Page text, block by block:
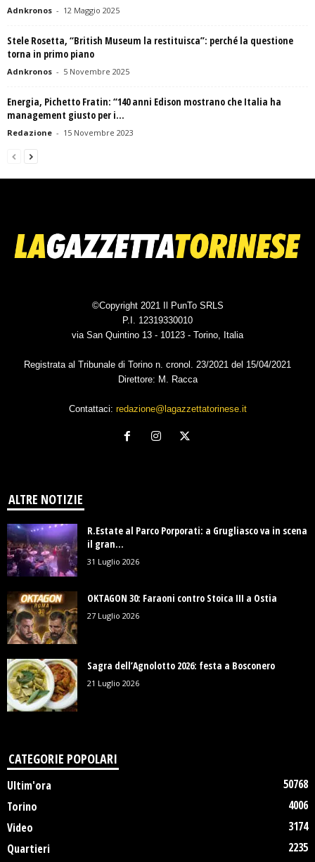
Adnkronos - 12 Maggio 2025
Stele Rosetta, “British Museum la restituisca”: perché la questione
torna in primo piano
Adnkronos - 5 Novembre 2025
Energia, Pichetto Fratin: “140 anni Edison mostrano che Italia ha
management giusto per i...
Redazione - 15 Novembre 2023
©Copyright 2021 Il PunTo SRLS
P.I. 12319330010
via San Quintino 13 - 10123 - Torino, Italia
Registrata al Tribunale di Torino n. cronol. 23/2021 del 15/04/2021
Direttore: M. Racca
Contattaci: redazione@lagazzettatorinese.it
ALTRE NOTIZIE
R.Estate al Parco Porporati: a Grugliasco va in scena
il gran...
31 Luglio 2026
OKTAGON 30: Faraoni contro Stoica III a Ostia
27 Luglio 2026
Sagra dell’Agnolotto 2026: festa a Bosconero
21 Luglio 2026
CATEGORIE POPOLARI
Ultim'ora
50768
Torino
4006
Video
3174
Quartieri
2235